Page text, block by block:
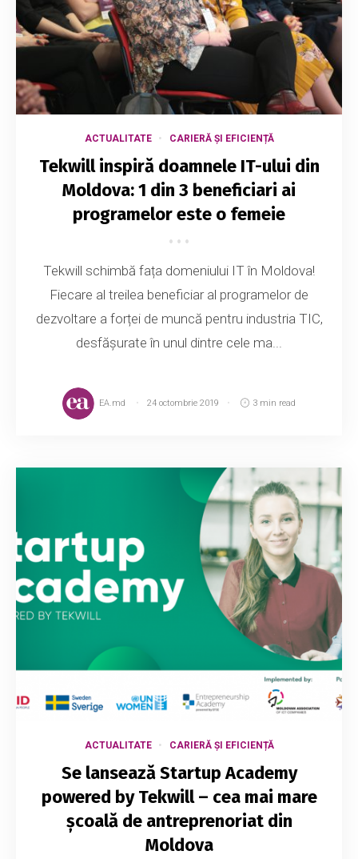
ACTUALITATE CARIERĂ ȘI EFICIENȚĂ
Tekwill inspiră doamnele IT-ului din
Moldova: 1 din 3 beneficiari ai
programelor este o femeie
Tekwill schimbă fața domeniului IT în Moldova!
Fiecare al treilea beneficiar al programelor de
dezvoltare a forței de muncă pentru industria TIC,
desfășurate în unul dintre cele ma...
EA.md 24 octombrie 2019 3 min read
ACTUALITATE CARIERĂ ȘI EFICIENȚĂ
Se lansează Startup Academy
powered by Tekwill – cea mai mare
școală de antreprenoriat din
Moldova